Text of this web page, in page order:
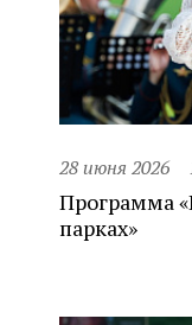
28 июня 2026
Программа
парках»